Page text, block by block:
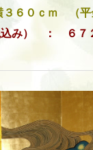
６０ｃｍ （平
込み） ： ６７